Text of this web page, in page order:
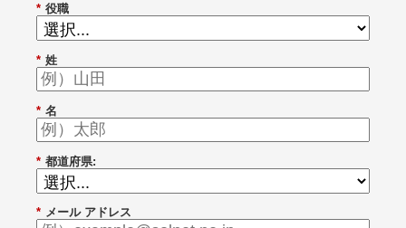
* 役職
* 姓
* 名
* 都道府県:
* メール アドレス